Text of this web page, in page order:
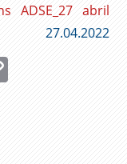
ADSE_27 abril
27.04.2022
Copy